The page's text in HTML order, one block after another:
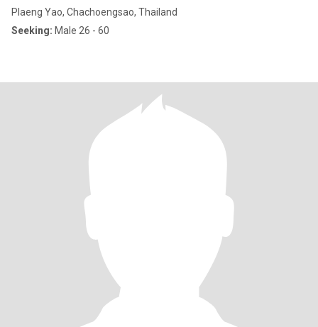
Plaeng Yao, Chachoengsao, Thailand
Seeking: Male 26 - 60